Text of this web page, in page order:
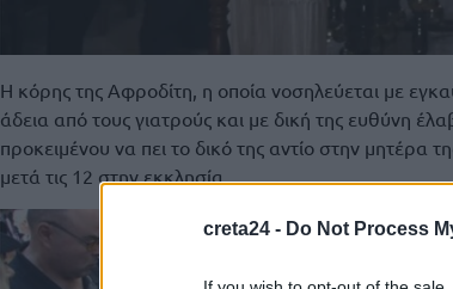
creta24 - Do Not Process
Η κόρης της Αφροδίτη, η οποία νοσηλεύεται με
άδεια από τους γιατρούς και με δική της ευθύνη
προκειμένου να πει το δικό της αντίο στην μητέρα
μετά τις 12 στην εκκλησία.